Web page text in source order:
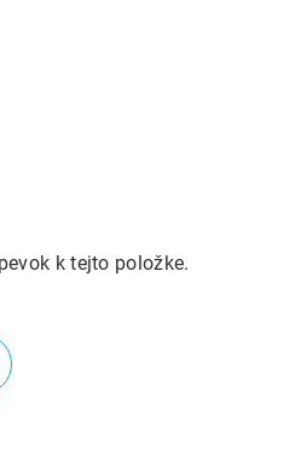
k tejto položke.